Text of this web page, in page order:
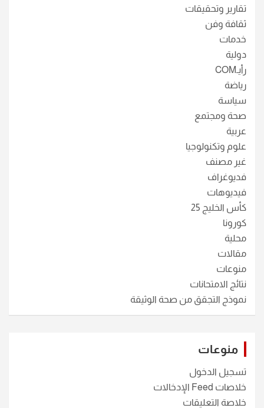
تقارير وتحقيقات
ثقافة وفن
خدمات
دولية
رأيـCOM
رياضة
سياسة
صحة ومجتمع
عربية
علوم وتكنولوجيا
غير مصنف
فديوغراف
فيديوهات
كأس الخليج 25
كورونا
محلية
مقالات
منوعات
نتائج الامتحانات
نموذج التجقق من صحة الوثيقة
منوعات
تسجيل الدخول
خلاصات Feed الإدخالات
خلاصة التعليقات